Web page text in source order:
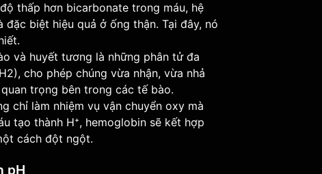
thấp hơn bicarbonate trong máu, hệ
biệt hiệu quả ở ống thận. Tại đây, nó
và huyết tương là những phân tử đa
cho phép chúng vừa nhận, vừa nhả
trọng bên trong các tế bào.
chỉ làm nhiệm vụ vận chuyển oxy mà
tạo thành H⁺, hemoglobin sẽ kết hợp
cách đột ngột.
pH